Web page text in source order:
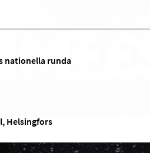
nationella runda
Helsingfors